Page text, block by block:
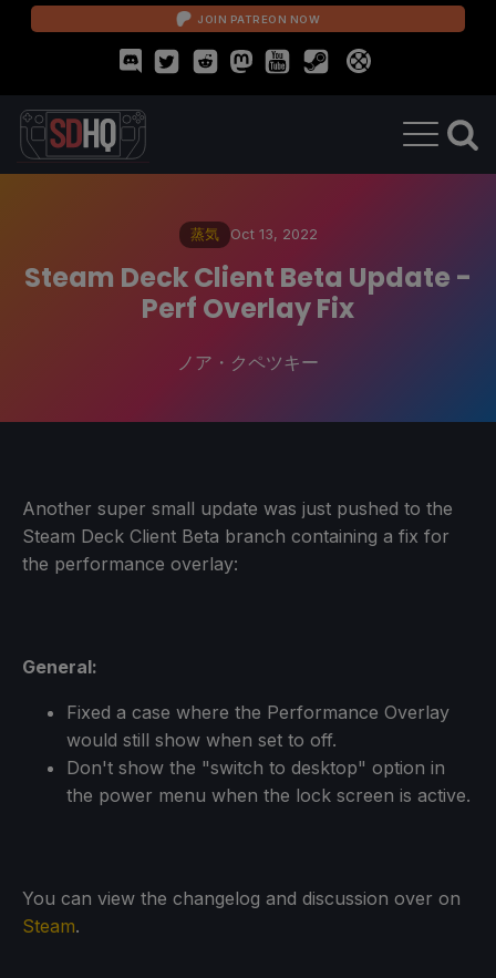
JOIN PATREON NOW
蒸気 Oct 13, 2022
Steam Deck Client Beta Update -
Perf Overlay Fix
ノア・クペツキー
Another super small update was just pushed to the
Steam Deck Client Beta branch containing a fix for
the performance overlay:
General:
Fixed a case where the Performance Overlay
would still show when set to off.
Don't show the "switch to desktop" option in
the power menu when the lock screen is active.
You can view the changelog and discussion over on
Steam.